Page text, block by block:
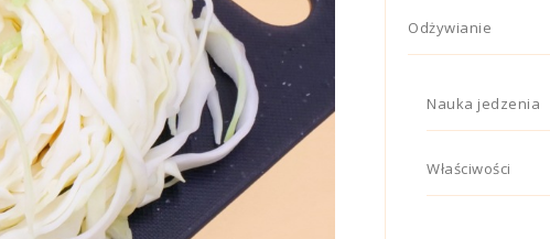
Odżywianie
Nauka jedzenia
Właściwości